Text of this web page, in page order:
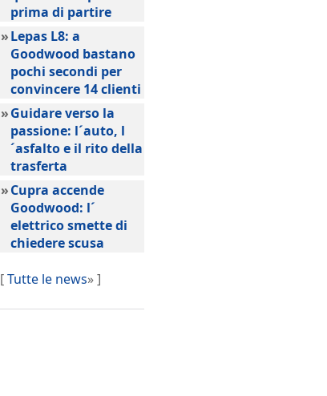
prima di partire
»Lepas L8: a
Goodwood bastano
pochi secondi per
convincere 14 clienti
»Guidare verso la
passione: l´auto, l
´asfalto e il rito della
trasferta
»Cupra accende
Goodwood: l´
elettrico smette di
chiedere scusa
[Tutte le news» ]